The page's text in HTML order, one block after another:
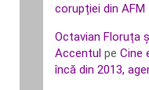
corupției din AFM
Octavian Floruța
Accentul peCine
încă din 2013,